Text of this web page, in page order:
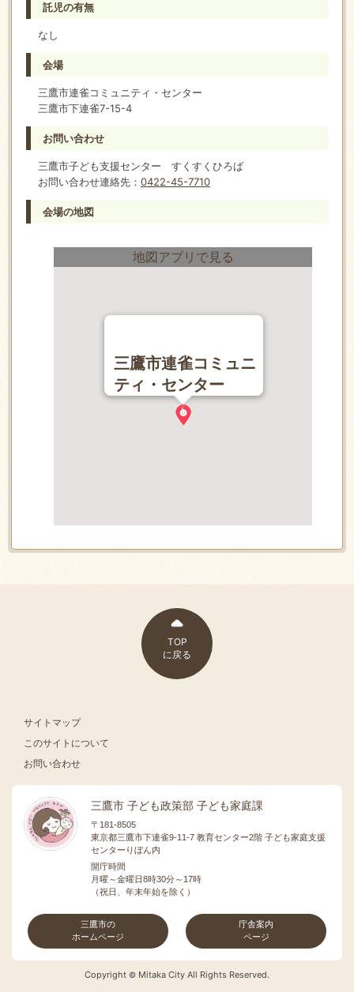
託児の有無
なし
会場
三鷹市連雀コミュニティ・センター
三鷹市下連雀7-15-4
お問い合わせ
三鷹市子ども支援センター すくすくひろば
お問い合わせ連絡先： 0422-45-7710
会場の地図
地図アプリで見る
三鷹市連雀コミュニ
ティ・センター
TOP
に戻る
サイトマップ
このサイトについて
お問い合わせ
三鷹市 子ども政策部 子ども家庭課
〒181-8505
東京都三鷹市下連雀9-11-7 教育センター2階 子ども家庭支援
センターりぼん内
開庁時間
月曜～金曜日8時30分～17時
（祝日、年末年始を除く）
三鷹市の
ホームページ
庁舎案内
ページ
Copyright © Mitaka City All Rights Reserved.